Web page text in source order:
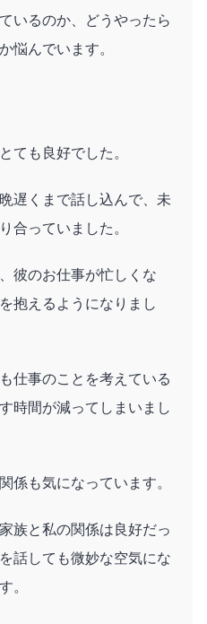
いるのか、どうやったら
悩んでいます。
ても良好でした。
遅くまで話し込んで、未
合っていました。
彼のお仕事が忙しくな
抱えるようになりまし
仕事のことを考えている
時間が減ってしまいまし
係も気になっています。
族と私の関係は良好だっ
話しても微妙な空気にな
。